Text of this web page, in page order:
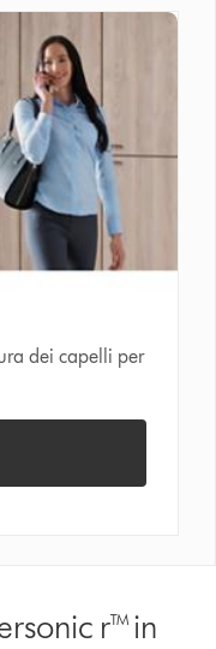
dei capelli per
r™ in